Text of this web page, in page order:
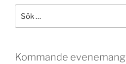
efter:
Kommande evenemang